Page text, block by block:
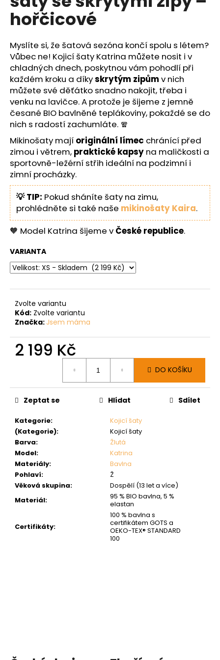
z
5
hvězdiček.
hořčicové
Myslíte si, že šatová sezóna končí spolu s létem?
Vůbec ne! Kojicí šaty Katrina můžete nosit i v
chladných dnech, poskytnou vám pohodlí při
každém kroku a díkyskrytým zipům v nich
můžete své děťátko snadno nakojit, třeba i
venku na lavičce. A protože je šijeme z jemně
česané BIO bavlněné teplákoviny, pokaždé se do
nich s radostí zachumláte. 🧣
Mikinošaty mají originální límec chránící před
zimou i větrem, praktické kapsy na maličkosti a
sportovně-ležérní střih ideální na podzimní i
zimní procházky.
💡 TIP: Pokud sháníte šaty na zimu,
prohlédněte si také naše mikinošaty Kaira.
🧡 Model Katrina šijeme v České republice.
VARIANTA
Zvolte variantu
Kód: Zvolte variantu
Značka: Jsem máma
2 199 Kč
DO KOŠÍKU
Kategorie:
Kojicí šaty
(Kategorie):
Kojicí šaty
Barva:
Žlutá
Model:
Katrina
Materiály:
Bavlna
Pohlaví:
Ž
Věková skupina:
Dospělí (13 let a více)
Materiál:
95 % BIO bavlna, 5 %
elastan
Certifikáty:
100 % bavlna s
certifikátem GOTS a
OEKO-TEX® STANDARD
100
Zeptat se Hlídat Sdílet
u
j
m
e